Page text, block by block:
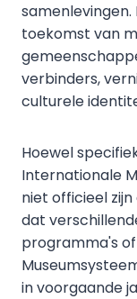
samenlevingen.
toekomst van
verbinders,
culturele
Hoewel
Internationale
niet officieel
dat
programma's
in voorgaande